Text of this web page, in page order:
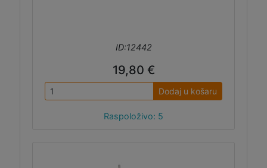
ID:12442
19,80 €
Dodaj u košaru
Raspoloživo: 5